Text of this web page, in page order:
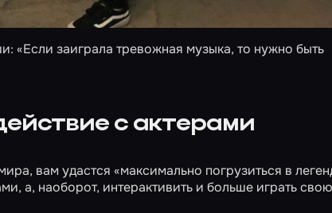
«Если заиграла тревожная музыка, то нужно быть
с актерами
вам удастся «максимально погрузиться в
а, наоборот, интерактивить и больше играть